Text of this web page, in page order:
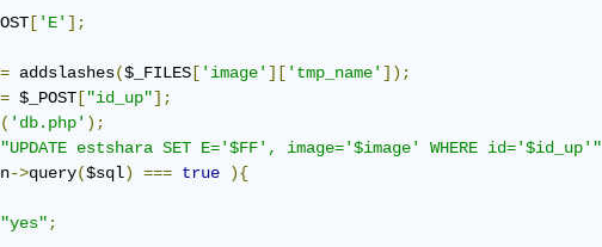
[ 'E' ];
= addslashes($_FILES [ 'image' ][ 'tmp_name' ]);
= $_POST ["id_up"];
( 'db.php' );
"UPDATE estshara SET E='$FF', image='$image' WHERE id='$id_up'"
->query($sql) === true ){
"yes" ;